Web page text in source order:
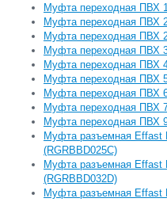
Муфта переходная ПВХ
Муфта переходная ПВХ
Муфта переходная ПВХ
Муфта переходная ПВХ
Муфта переходная ПВХ
Муфта переходная ПВХ
Муфта переходная ПВХ
Муфта переходная ПВХ
Муфта переходная ПВХ
Муфта разъемная
(RGRBBD025C)
Муфта разъемная
(RGRBBD032D)
Муфта разъемная